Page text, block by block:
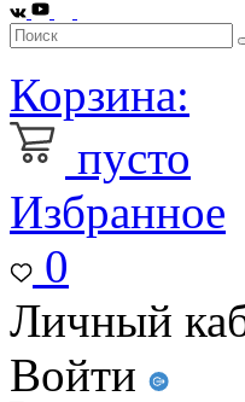
Корзина:
пусто
Избранное
0
Личный
Войти